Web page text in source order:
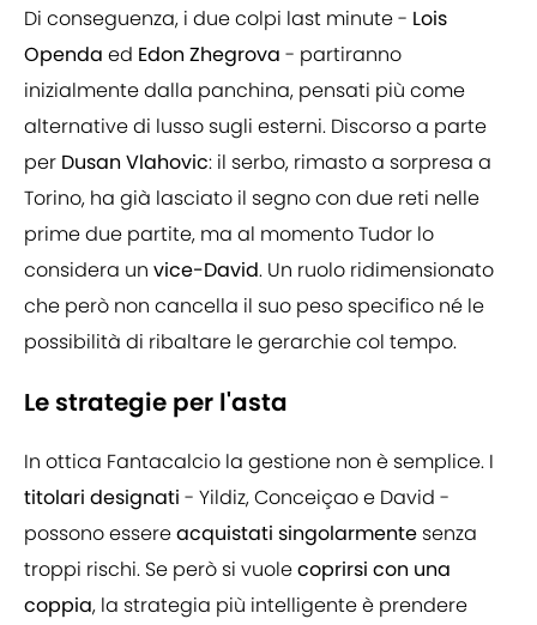
Di conseguenza, i due colpi last minute - Lois
Openda ed Edon Zhegrova - partiranno
inizialmente dalla panchina, pensati più come
alternative di lusso sugli esterni. Discorso a parte
per Dusan Vlahovic: il serbo, rimasto a sorpresa a
Torino, ha già lasciato il segno con due reti nelle
prime due partite, ma al momento Tudor lo
considera un vice-David. Un ruolo ridimensionato
che però non cancella il suo peso specifico né le
possibilità di ribaltare le gerarchie col tempo.
Le strategie per l'asta
In ottica Fantacalcio la gestione non è semplice. I
titolari designati - Yildiz, Conceiçao e David -
possono essereacquistati singolarmente senza
troppi rischi. Se però si vuolecoprirsi con una
coppia, la strategia più intelligente è prendere